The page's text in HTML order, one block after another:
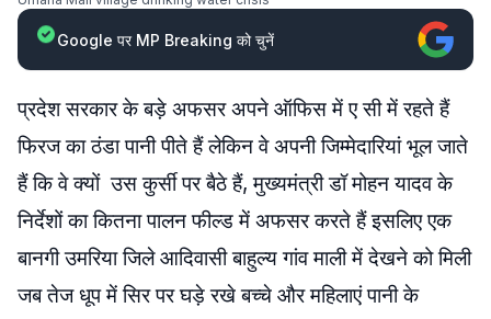
Google पर MP Breaking को चुनें
प्रदेश सरकार के बड़े अफसर अपने ऑफिस में ए सी में रहते हैं
फिरज का ठंडा पानी पीते हैं लेकिन वे अपनी जिम्मेदारियां भूल जाते
हैं कि वे क्यों उस कुर्सी पर बैठे हैं, मुख्यमंत्री डॉ मोहन यादव के
निर्देशों का कितना पालन फील्ड में अफसर करते हैं इसलिए एक
बानगी उमरिया जिले आदिवासी बाहुल्य गांव माली में देखने को मिली
जब तेज धूप में सिर पर घड़े रखे बच्चे और महिलाएं पानी के